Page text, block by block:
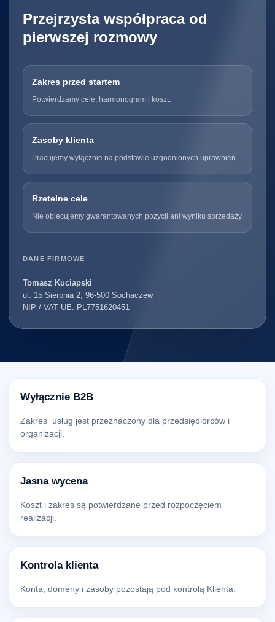
Przejrzysta współpraca od
pierwszej rozmowy
Zakres przed startem
Potwierdzamy cele, harmonogram i koszt.
Zasoby klienta
Pracujemy wyłącznie na podstawie uzgodnionych uprawnień.
Rzetelne cele
Nie obiecujemy gwarantowanych pozycji ani wyniku sprzedaży.
DANE FIRMOWE
Tomasz Kuciapski
ul. 15 Sierpnia 2, 96-500 Sochaczew
NIP / VAT UE: PL7751620451
Wyłącznie B2B
Zakres usług jest przeznaczony dla przedsiębiorców i
organizacji.
Jasna wycena
Koszt i zakres są potwierdzane przed rozpoczęciem
realizacji.
Kontrola klienta
Konta, domeny i zasoby pozostają pod kontrolą Klienta.